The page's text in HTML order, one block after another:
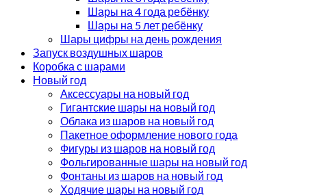
Шары на 4 года ребёнку
Шары на 5 лет ребёнку
Шары цифры на день рождения
Запуск воздушных шаров
Коробка с шарами
Новый год
Аксессуары на новый год
Гигантские шары на новый год
Облака из шаров на новый год
Пакетное оформление нового года
Фигуры из шаров на новый год
Фольгированные шары на новый год
Фонтаны из шаров на новый год
Ходячие шары на новый год